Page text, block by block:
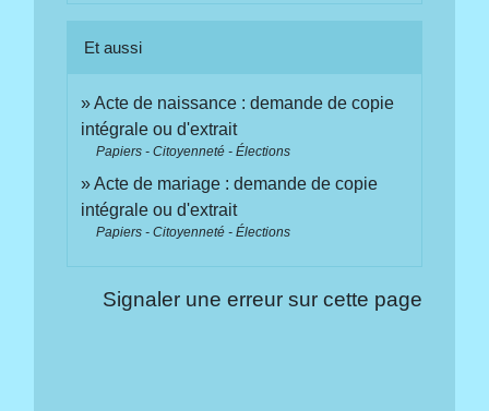
Et aussi
Acte de naissance : demande de copie
intégrale ou d'extrait
Papiers - Citoyenneté - Élections
Acte de mariage : demande de copie
intégrale ou d'extrait
Papiers - Citoyenneté - Élections
Signaler une erreur sur cette page